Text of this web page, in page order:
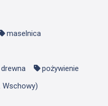
maselnica
pożywienie
Wschowy)